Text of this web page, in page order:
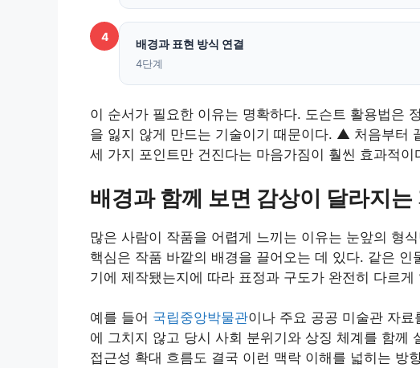
4
배경과 표현 방식 연결
4단계
이 순서가 필요한 이유는 명확하다. 도슨트 활용법은
을 잃지 않게 만드는 기술이기 때문이다. ▲ 처음부터
세 가지 포인트만 건진다는 마음가짐이 훨씬 효과적이
배경과 함께 보면 감상이 달라지는
많은 사람이 작품을 어렵게 느끼는 이유는 눈앞의 형
핵심은 작품 바깥의 배경을 끌어오는 데 있다. 같은
기에 제작됐는지에 따라 표정과 구도가 완전히 다르게
예를 들어 국립중앙박물관이나 주요 공공 미술관 자
에 그치지 않고 당시 사회 분위기와 상징 체계를 함께
접근성 확대 흐름도 결국 이런 맥락 이해를 넓히는 방